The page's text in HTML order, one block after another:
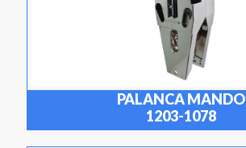
PALANCA MANDO
1203-1078